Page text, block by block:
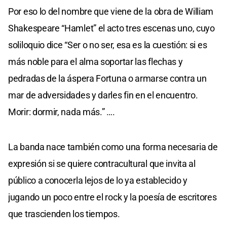
Por eso lo del nombre que viene de la obra de William
Shakespeare “Hamlet” el acto tres escenas uno, cuyo
soliloquio dice “Ser o no ser, esa es la cuestión: si es
más noble para el alma soportar las flechas y
pedradas de la áspera Fortuna o armarse contra un
mar de adversidades y darles fin en el encuentro.
Morir: dormir, nada más.” ….
La banda nace también como una forma necesaria de
expresión si se quiere contracultural que invita al
público a conocerla lejos de lo ya establecido y
jugando un poco entre el rock y la poesía de escritores
que trascienden los tiempos.